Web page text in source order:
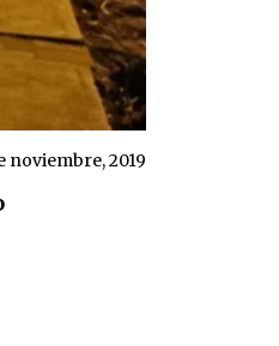
noviembre, 2019